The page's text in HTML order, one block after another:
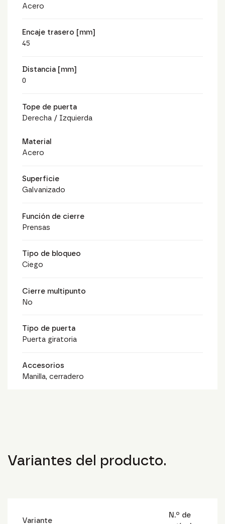
Acero
Encaje trasero [mm]
45
Distancia [mm]
0
Tope de puerta
Derecha / Izquierda
Material
Acero
Superficie
Galvanizado
Función de cierre
Prensas
Tipo de bloqueo
Ciego
Cierre multipunto
No
Tipo de puerta
Puerta giratoria
Accesorios
Manilla, cerradero
Variantes del producto.
Variante
N.º de